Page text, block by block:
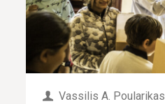
Vassilis Α. Poularikas